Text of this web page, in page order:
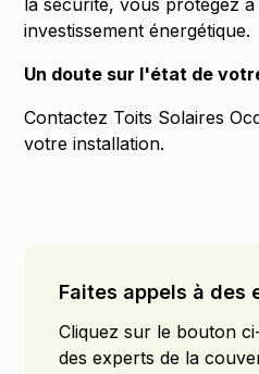
la sécurité, vous protégez
investissement énergétique.
Un doute sur l'état de
Contactez Toits Solaires
votre installation.
Faites appels à des
Cliquez sur le bouton
des experts de la